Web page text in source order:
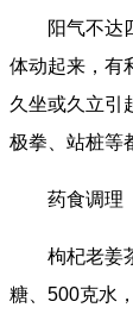
阳气不达四
体动起来，有
久坐或久立引
极拳、站桩等
药食调理
枸杞老姜茶
糖、500克水